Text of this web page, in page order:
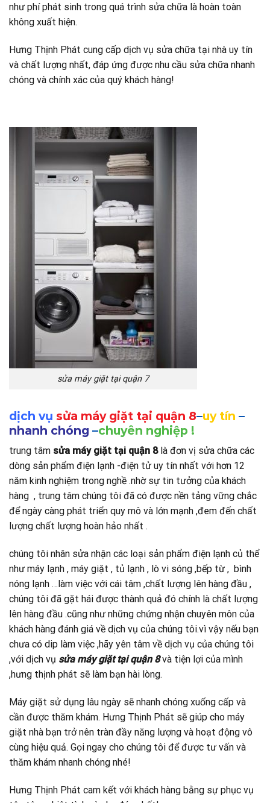
như phí phát sinh trong quá trình sửa chữa là hoàn toàn
không xuất hiện.
Hưng Thịnh Phát cung cấp dịch vụ sửa chữa tại nhà uy tín
và chất lượng nhất, đáp ứng được nhu cầu sửa chữa nhanh
chóng và chính xác của quý khách hàng!
sửa máy giặt tại quận 7
dịch vụ sửa máy giặt tại quận 8–uy tín –
nhanh chóng –chuyên nghiệp !
trung tâm sửa máy giặt tại quận 8 là đơn vị sửa chữa các
dòng sản phẩm điện lạnh -điện tử uy tín nhất với hơn 12
năm kinh nghiệm trong nghề .nhờ sự tin tưởng của khách
hàng , trung tâm chúng tôi đã có được nền tảng vững chắc
để ngày càng phát triển quy mô và lớn mạnh ,đem đến chất
lượng chất lượng hoàn hảo nhất .
chúng tôi nhân sửa nhận các loại sản phẩm điện lạnh củ thể
như máy lạnh , máy giặt , tủ lạnh , lò vi sóng ,bếp từ , bình
nóng lạnh …làm việc với cái tâm ,chất lượng lên hàng đầu ,
chúng tôi đã gặt hái được thành quả đó chính là chất lượng
lên hàng đầu .cũng như những chứng nhận chuyên môn của
khách hàng đánh giá về dịch vụ của chúng tôi.vì vậy nếu bạn
chưa có dip làm việc ,hãy yên tâm về dịch vụ của chúng tôi
,với dịch vụ sửa máy giặt tại quận 8 và tiện lợi của mình
,hưng thịnh phát sẽ làm bạn hài lòng.
Máy giặt sử dụng lâu ngày sẽ nhanh chóng xuống cấp và
cần được thăm khám. Hưng Thịnh Phát sẽ giúp cho máy
giặt nhà bạn trở nên tràn đầy năng lượng và hoạt động vô
cùng hiệu quả. Gọi ngay cho chúng tôi để được tư vấn và
thăm khám nhanh chóng nhé!
Hưng Thịnh Phát cam kết với khách hàng bằng sự phục vụ